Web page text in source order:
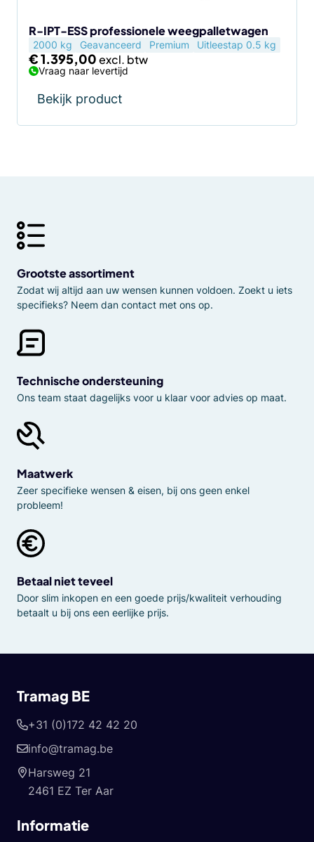
R-IPT-ESS professionele weegpalletwagen
2000 kg Geavanceerd Premium Uitleestap 0.5 kg
€1.395,00
Vraag naar levertijd
Bekijk product
Grootste assortiment
Zodat wij altijd aan uw wensen kunnen voldoen. Zoekt u iets
specifieks? Neem dan contact met ons op.
Technische ondersteuning
Ons team staat dagelijks voor u klaar voor advies op maat.
Maatwerk
Zeer specifieke wensen & eisen, bij ons geen enkel
probleem!
Betaal niet teveel
Door slim inkopen en een goede prijs/kwaliteit verhouding
betaalt u bij ons een eerlijke prijs.
Tramag BE
+31 (0)172 42 42 20
info@tramag.be
Harsweg 21
2461 EZ Ter Aar
Informatie